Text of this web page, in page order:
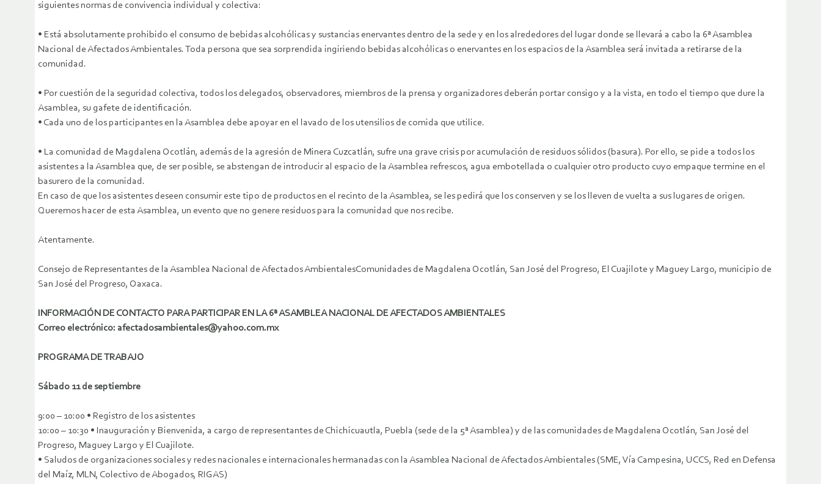
siguientes normas de convivencia individual y colectiva:
• Está absolutamente prohibido el consumo de bebidas alcohólicas y sustancias enervantes dentro de la sede y en los alrededores del lugar donde se llevará a cabo la 6ª Asamblea
Nacional de Afectados Ambientales. Toda persona que sea sorprendida ingiriendo bebidas alcohólicas o enervantes en los espacios de la Asamblea será invitada a retirarse de la
comunidad.
• Por cuestión de la seguridad colectiva, todos los delegados, observadores, miembros de la prensa y organizadores deberán portar consigo y a la vista, en todo el tiempo que dure la
Asamblea, su gafete de identificación.
• Cada uno de los participantes en la Asamblea debe apoyar en el lavado de los utensilios de comida que utilice.
• La comunidad de Magdalena Ocotlán, además de la agresión de Minera Cuzcatlán, sufre una grave crisis por acumulación de residuos sólidos (basura). Por ello, se pide a todos los
asistentes a la Asamblea que, de ser posible, se abstengan de introducir al espacio de la Asamblea refrescos, agua embotellada o cualquier otro producto cuyo empaque termine en el
basurero de la comunidad.
En caso de que los asistentes deseen consumir este tipo de productos en el recinto de la Asamblea, se les pedirá que los conserven y se los lleven de vuelta a sus lugares de origen.
Queremos hacer de esta Asamblea, un evento que no genere residuos para la comunidad que nos recibe.
Atentamente.
Consejo de Representantes de la Asamblea Nacional de Afectados AmbientalesComunidades de Magdalena Ocotlán, San José del Progreso, El Cuajilote y Maguey Largo, municipio de
San José del Progreso, Oaxaca.
INFORMACIÓN DE CONTACTO PARA PARTICIPAR EN LA 6ª ASAMBLEA NACIONAL DE AFECTADOS AMBIENTALES
Correo electrónico: afectadosambientales@yahoo.com.mx
PROGRAMA DE TRABAJO
Sábado 11 de septiembre
9:00 – 10:00 • Registro de los asistentes
10:00 – 10:30 • Inauguración y Bienvenida, a cargo de representantes de Chichicuautla, Puebla (sede de la 5ª Asamblea) y de las comunidades de Magdalena Ocotlán, San José del
Progreso, Maguey Largo y El Cuajilote.
• Saludos de organizaciones sociales y redes nacionales e internacionales hermanadas con la Asamblea Nacional de Afectados Ambientales (SME, Vía Campesina, UCCS, Red en Defensa
del Maíz, MLN, Colectivo de Abogados, RIGAS)